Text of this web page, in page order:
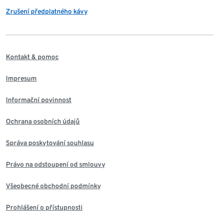
Zrušení předplatného kávy
Kontakt & pomoc
Impresum
Informační povinnost
Ochrana osobních údajů
Správa poskytování souhlasu
Právo na odstoupení od smlouvy
Všeobecné obchodní podmínky
Prohlášení o přístupnosti